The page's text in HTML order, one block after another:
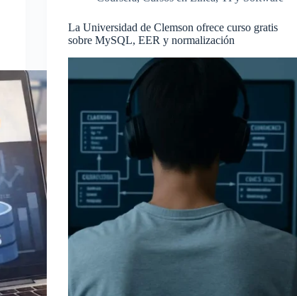
La Universidad de Clemson ofrece curso gratis
sobre MySQL, EER y normalización